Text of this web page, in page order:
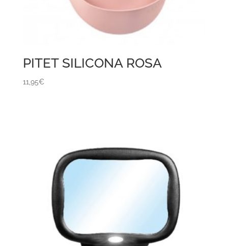
PITET SILICONA ROSA
11,95€